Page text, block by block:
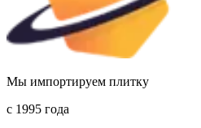
Мы импортируем плитку
c 1995 года